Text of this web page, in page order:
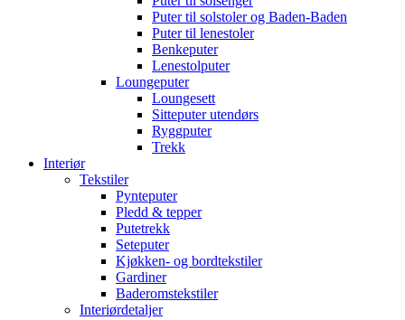
Puter til solstoler og Baden-Baden
Puter til lenestoler
Benkeputer
Lenestolputer
Loungeputer
Loungesett
Sitteputer utendørs
Ryggputer
Trekk
Interiør
Tekstiler
Pynteputer
Pledd & tepper
Putetrekk
Seteputer
Kjøkken- og bordtekstiler
Gardiner
Baderomstekstiler
Interiørdetaljer